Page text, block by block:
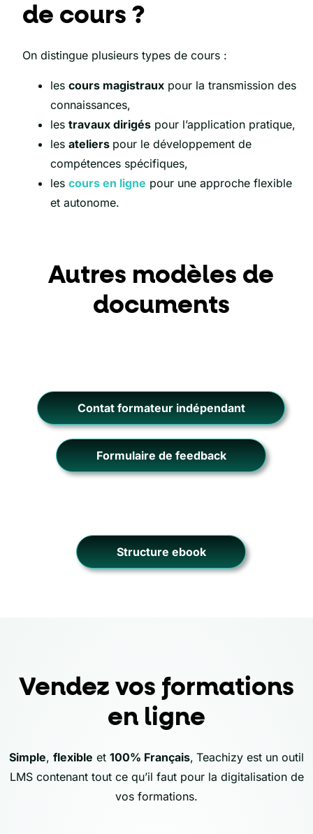
de cours ?
On distingue plusieurs types de cours :
lescours magistraux pour la transmission des
connaissances,
lestravaux dirigés pour l’application pratique,
lesateliers pour le développement de
compétences spécifiques,
lescours en ligne pour une approche flexible
et autonome.
Autres modèles de
documents
Contat formateur indépendant
Formulaire de feedback
Structure ebook
Vendez vos formations
en ligne
Simple, flexible et 100% Français, Teachizy est un outil
LMS contenant tout ce qu’il faut pour la digitalisation de
vos formations.